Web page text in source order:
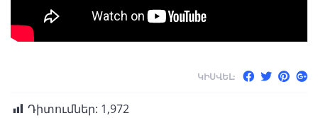
ԿԻՍՎԵԼ:
Դիտումներ: 1,972